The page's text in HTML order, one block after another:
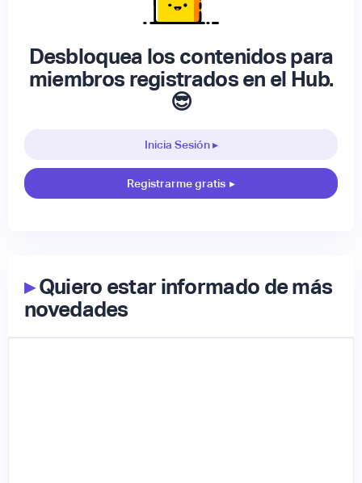
Desbloquea los contenidos para
miembros registrados en el Hub.
😎
Inicia Sesión ▸
Registrarme gratis ▸
▸Quiero estar informado de más
novedades